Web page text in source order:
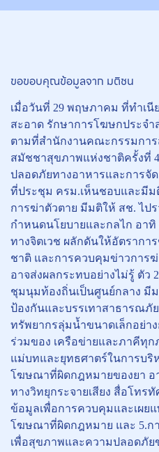
ขอขอบคุณข้อมูลจาก มติชน
เมื่อวันที่ 29 พฤษภาคม ที่ทำเ
สะอาด รักษาการโฆษกประจ
ตามที่สำนักงานคณะกรรมกา
สมัชชาสุขภาพแห่งชาติครั้งที่ 4
ปลอดภัยทางอาหารและการจั
ที่ประชุม ครม.เห็นชอบและมีม
การฆ่าตัวตาย มีมติให้ สช. ไป
กำหนดนโยบายและกลไก อา
ทางจิตเวช ผลักดันให้อัตรากา
ชาติ และการควบคุมข่าวการ
อาจส่งผลกระทบอย่างไม่รู้ ตัว
ชุมนุมท้องถิ่นเป็นศูนย์กลาง มี
ป้องกันและบรรเทาสาธารณภั
ทรัพยากรลุ่มน้ำขนาดเล็กอย่า
ร่วมของ เครือข่ายและภาคีทุ
แม่บทและยุทธศาตร์ในการบริ
โฆษณาที่ผิดกฎหมายของยา
ทางวิทยุกระจายเสียง สื่อโทร
ข้อมูลเพื่อการควบคุมและเผย
โฆษณาที่ผิดกฎหมาย และ 5.ก
เพื่อสุขภาพและความปลอดภั